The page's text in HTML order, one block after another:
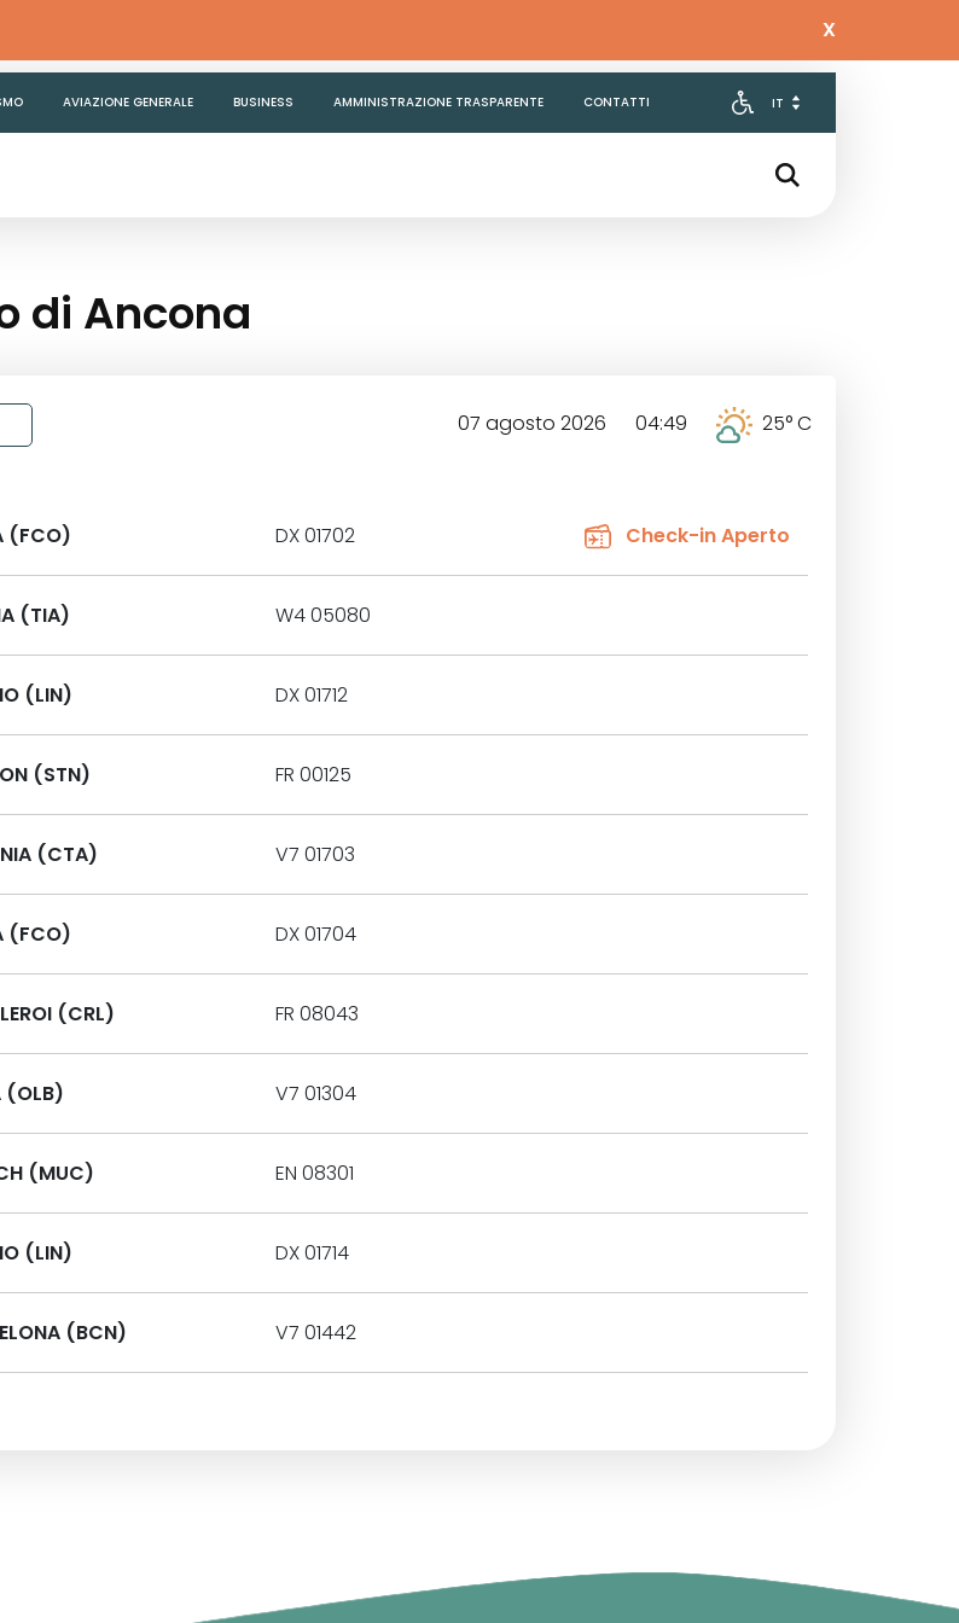
X
AVIAZIONE GENERALE BUSINESS AMMINISTRAZIONE TRASPARENTE CONTATTI
di Ancona
07 agosto 2026 04:49 25° C
(FCO) DX 01702 Check-in Aperto
(TIA) W4 05080
(LIN) DX 01712
(STN) FR 00125
(CTA) V7 01703
(FCO) DX 01704
(CRL) FR 08043
(OLB) V7 01304
(MUC) EN 08301
(LIN) DX 01714
(BCN) V7 01442